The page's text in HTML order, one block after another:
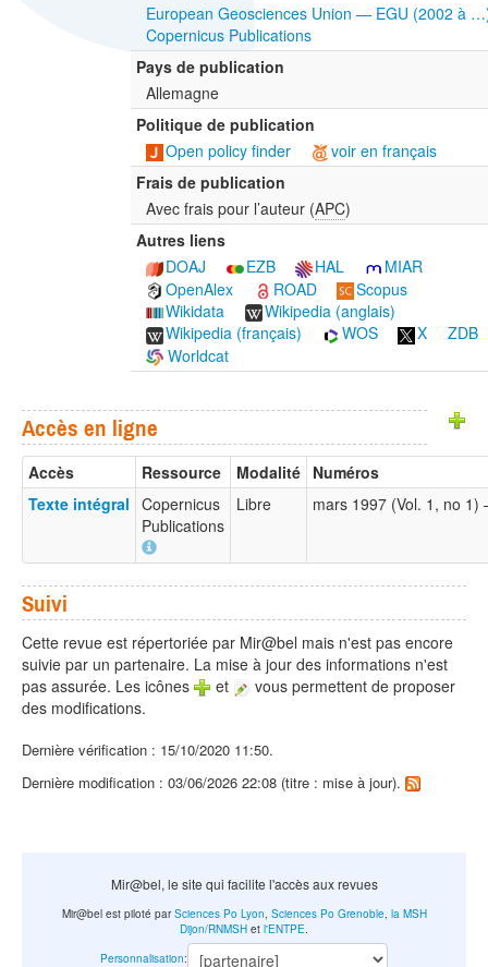
European Geosciences Union — EGU (2002 à
Copernicus Publications
Pays de publication
Allemagne
Politique de publication
Open policy finder
voir en français
Frais de publication
Avec frais pour l’auteur (APC)
Autres liens
DOAJ
EZB HAL
MIAR
OpenAlex
ROAD
Scopus
Wikidata
Wikipedia (anglais)
Wikipedia (français)
WOS X
ZDB
Worldcat
Accès en ligne
Accès Ressource Modalité Numéros
Texte intégral Copernicus
Publications
Libre mars 1997 (Vol. 1, no
Suivi
Cette revue est répertoriée par Mir@bel mais n'est pas encore
suivie par un partenaire. La mise à jour des informations n'est
pas assurée. Les icônes
et
vous permettent de proposer
des modifications.
Dernière vérification : 15/10/2020 11:50.
Dernière modification : 03/06/2026 22:08 (titre : mise à jour).
Mir@bel, le site qui facilite l'accès aux revues
Mir@bel est piloté parSciences Po Lyon, Sciences Po Grenoble, la MSH
Dijon/RNMSH et l'ENTPE.
Personnalisation: